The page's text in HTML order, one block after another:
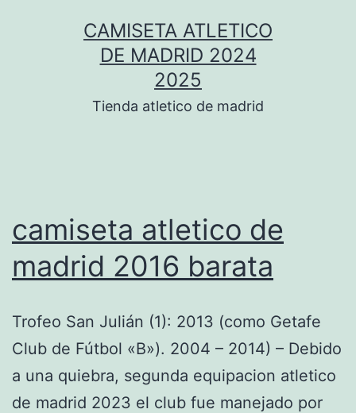
CAMISETA ATLETICO
DE MADRID 2024
2025
Tienda atletico de madrid
camiseta atletico de
madrid 2016 barata
Trofeo San Julián (1): 2013 (como Getafe
Club de Fútbol «B»). 2004 – 2014) – Debido
a una quiebra, segunda equipacion atletico
de madrid 2023 el club fue manejado por